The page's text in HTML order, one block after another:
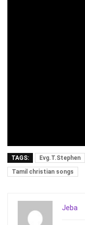
TAGS: Evg.T.Stephen
Tamil christian songs
Jeba